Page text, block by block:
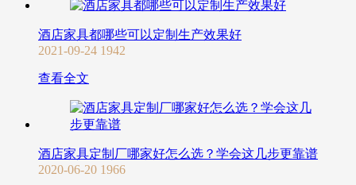
酒店家具都哪些可以定制生产效果好
2021-09-24 1942
查看全文
酒店家具定制厂哪家好怎么选？学会这几步更靠谱
2020-06-20 1966